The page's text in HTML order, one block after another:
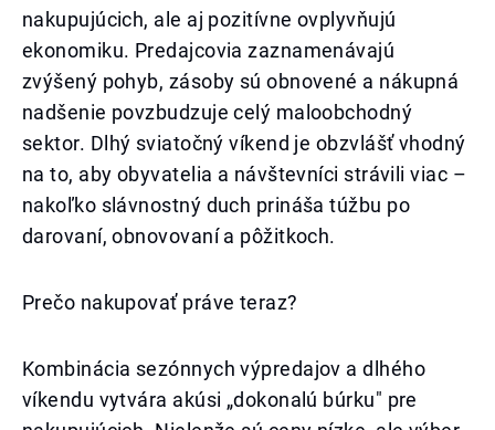
nakupujúcich, ale aj pozitívne ovplyvňujú
ekonomiku. Predajcovia zaznamenávajú
zvýšený pohyb, zásoby sú obnovené a nákupná
nadšenie povzbudzuje celý maloobchodný
sektor. Dlhý sviatočný víkend je obzvlášť vhodný
na to, aby obyvatelia a návštevníci strávili viac –
nakoľko slávnostný duch prináša túžbu po
darovaní, obnovovaní a pôžitkoch.
Prečo nakupovať práve teraz?
Kombinácia sezónnych výpredajov a dlhého
víkendu vytvára akúsi „dokonalú búrku" pre